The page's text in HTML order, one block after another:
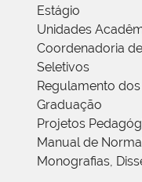
Estágio
Unidades
Coordenadoria
Seletivos
Regulamento
Graduação
Projetos
Manual de
Monografias,